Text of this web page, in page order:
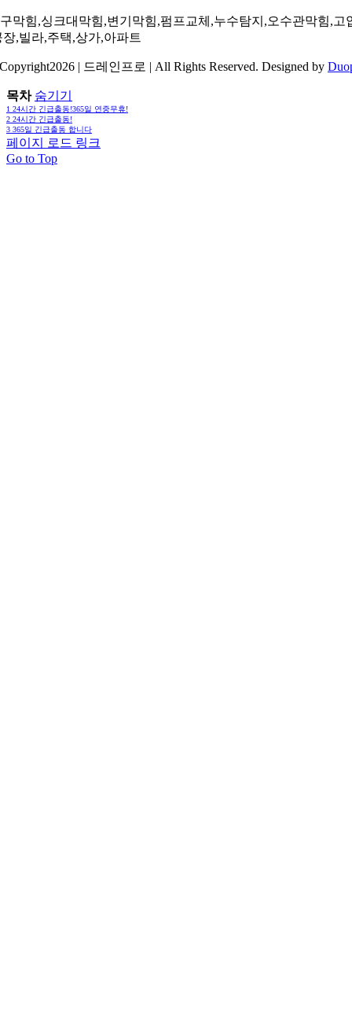
막힘,싱크대막힘,변기막힘,펌프교체,누수탐지,오수관막힘,고
장,빌라,주택,상가,아파트
| 드레인프로 | All Rights Reserved. Designed by
목차 숨기기
1 24시간 긴급출동!365일 연중무휴!
2 24시간 긴급출동!
3 365일 긴급출동 합니다
페이지 로드 링크
Go to Top